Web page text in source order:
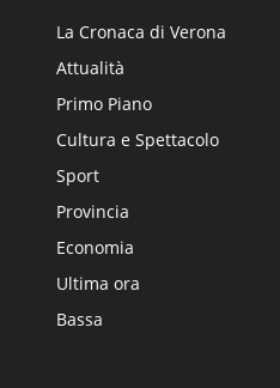
La Cronaca di Verona
Attualità
Primo Piano
Cultura e Spettacolo
Sport
Provincia
Economia
Ultima ora
Bassa